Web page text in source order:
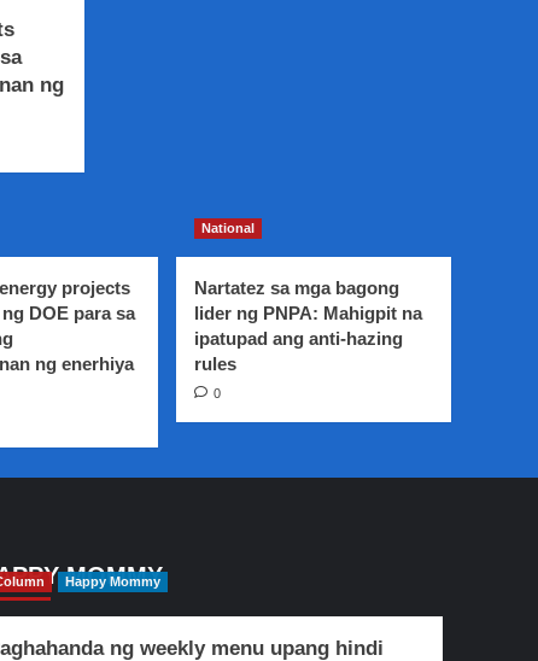
ng
projects
DOE para sa
ng enerhiya
National
Nartatez sa mga bagong
lider ng PNPA: Mahigpit na
ipatupad ang anti-hazing
rules
0
MOMMY
Happy Mommy
ng weekly menu upang hindi